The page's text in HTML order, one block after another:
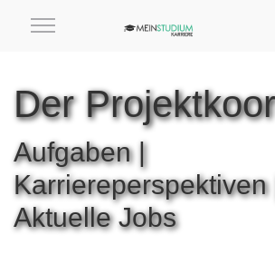
Der
Aufgaben |
Karriereperspektiven
Aktuelle Jobs